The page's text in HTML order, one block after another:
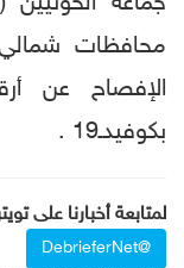
محافظات شمالي
الإفصاح عن
بكوفيدـ19 .
لمتابعة أخبارنا على
@DebrieferNet